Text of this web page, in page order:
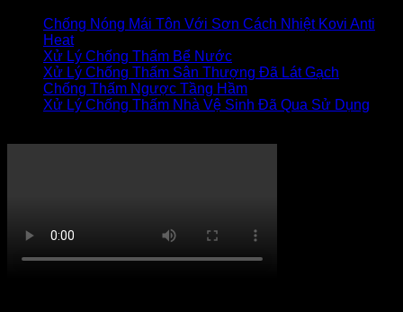
Chống Nóng Mái Tôn Với Sơn Cách Nhiệt Kovi Anti
Heat
Xử Lý Chống Thấm Bể Nước
Xử Lý Chống Thấm Sân Thượng Đã Lát Gạch
Chống Thấm Ngược Tầng Hầm
Xử Lý Chống Thấm Nhà Vệ Sinh Đã Qua Sử Dụng